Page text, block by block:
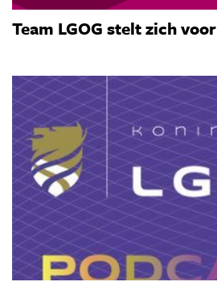
Team LGOG stelt zich voor